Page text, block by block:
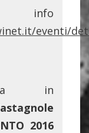
eventi/
in
2016